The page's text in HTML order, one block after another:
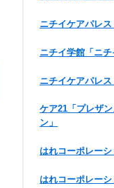
ニチイケアパレス
ニチイ学館「ニチ
ニチイケアパレス
ケア21「プレザ
ン」
はれコーポレーシ
はれコーポレーシ